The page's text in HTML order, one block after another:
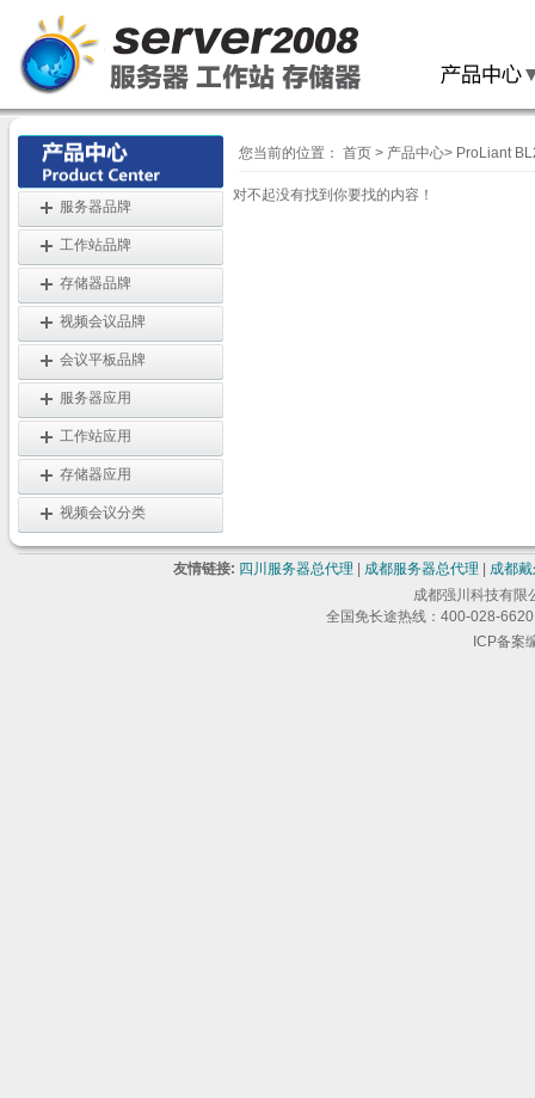
服务器品牌
工作站品牌
存储器品牌
视频会议品牌
会议平板品牌
服务器应用
工作站应用
存储器应用
视频会议分类
您当前的位置： 首页 > 产品中心> ProLiant
对不起没有找到你要找的内容！
友情链接: 四川服务器总代理 成都服务器总代理
成都
成都强川科技有限
全国免长途热线：400-028-
ICP备案